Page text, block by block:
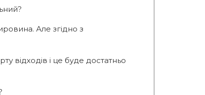
Але згідно з
відходів і це буде достатньо